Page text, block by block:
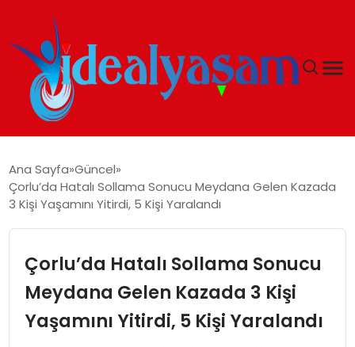
GÜNDEM
İDEAL YAŞAM
İDEAL SPOR
Ana Sayfa Güncel
Çorlu’da Hatalı Sollama Sonucu Meydana Gelen Kazada
3 Kişi Yaşamını Yitirdi, 5 Kişi Yaralandı
Çorlu’da Hatalı Sollama Sonucu
Meydana Gelen Kazada 3 Kişi
Yaşamını Yitirdi, 5 Kişi Yaralandı